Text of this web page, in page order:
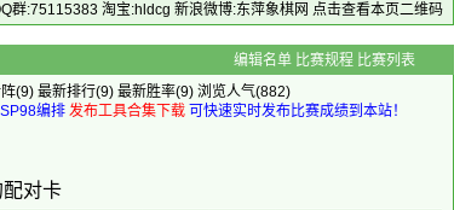
群:75115383 淘宝:hldcg 新浪微博:东萍象棋网 点击查看本页二维码
群年底揭棋团体大赛 编辑名单 比赛规程 比赛列表
(9) 最新排行(9) 最新胜率(9) 浏览人气(882)
SP98编排 发布工具合集下载 可快速实时发布比赛成绩到本站！
配对卡